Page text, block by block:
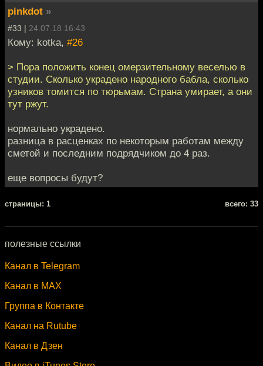
pinkdot »
#33 | 24.07.18 16:43
Кому: kotka, #26
> Пора положить конец омерзительному веселью в
студии. Сколько украдено народного бабла, сколько
узников томится по тюрьмам. Страна умирает, а они
тут ржут.
нормально украдено.
разница в расценках по некоторым работам между
сметой и последним подрядчиком до 4 раз.
еще вопросы будут?
cтраницы: 1 всего: 33
полезные ссылки
Канал в Telegram
Канал в MAX
Группа в Контакте
Канал на Rutube
Канал в Дзен